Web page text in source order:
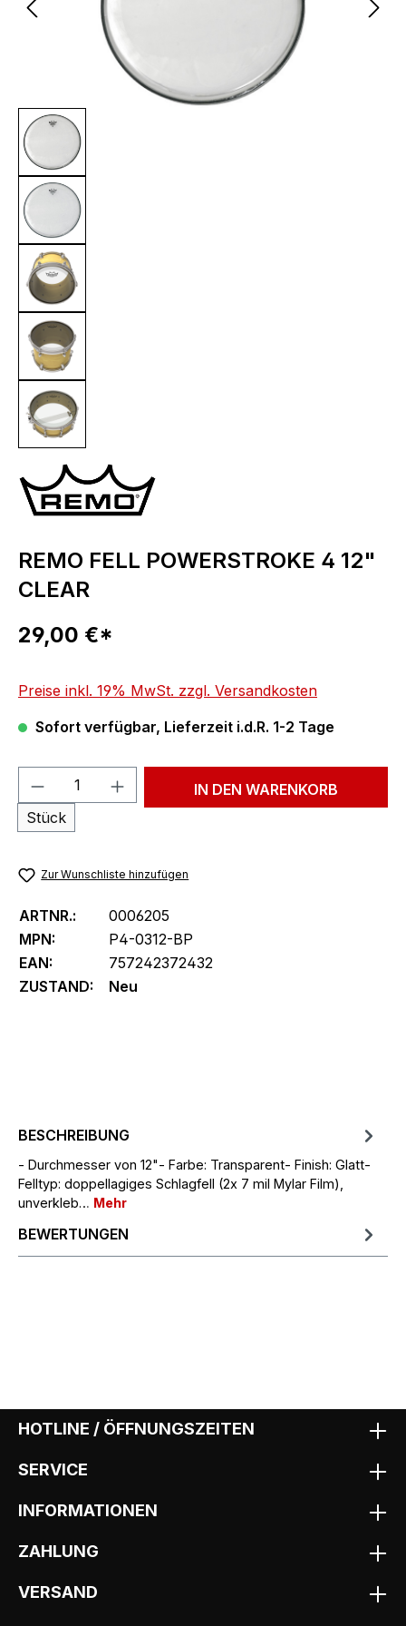
REMO FELL POWERSTROKE 4 12"
CLEAR
Regulärer Preis:
29,00 €*
Preise inkl. 19% MwSt. zzgl. Versandkosten
Sofort verfügbar, Lieferzeit i.d.R. 1-2 Tage
Produkt Anzahl: Gib den
Stück
IN DEN WARENKORB
Zur Wunschliste hinzufügen
ARTNR.:
0006205
MPN:
P4-0312-BP
EAN:
757242372432
ZUSTAND:
Neu
BESCHREIBUNG
- Durchmesser von 12"- Farbe: Transparent- Finish: Glatt-
Felltyp: doppellagiges Schlagfell (2x 7 mil Mylar Film),
unverkleb… Mehr
BEWERTUNGEN
HOTLINE / ÖFFNUNGSZEITEN
SERVICE
INFORMATIONEN
ZAHLUNG
VERSAND